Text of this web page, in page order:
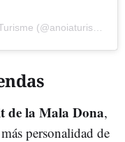
de la Mala Dona,
personalidad de